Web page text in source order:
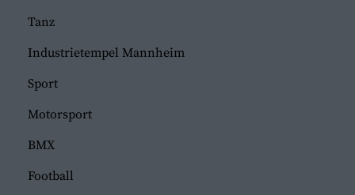
Tanz
Industrietempel Mannheim
Sport
Motorsport
BMX
Football